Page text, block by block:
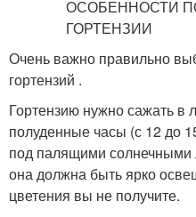
Очень важно правильно
гортензий .
Гортензию нужно сажать в
полуденные часы (с 12 до
под палящими солнечными
она должна быть ярко
цветения вы не получите.